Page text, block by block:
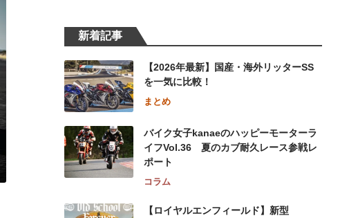
新着記事
【2026年最新】国産・海外リッターSS
を一気に比較！
まとめ
バイク女子kanaeのハッピーモーターラ
イフVol.36 夏のカブ耐久レース参戦レ
ポート
コラム
【ロイヤルエンフィールド】新型